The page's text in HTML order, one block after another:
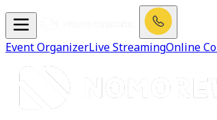
Event OrganizerLive StreamingOnline